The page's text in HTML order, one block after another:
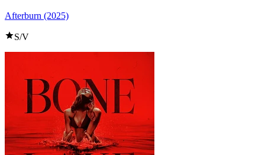
Afterburn (2025)
S/V